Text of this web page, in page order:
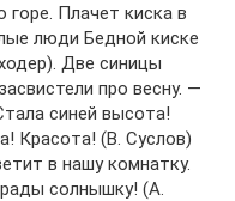
горе. Плачет киска в
люди Бедной киске
Две синицы
про весну. —
синей высота!
Красота! (В. Суслов)
в нашу комнатку.
солнышку! (А.